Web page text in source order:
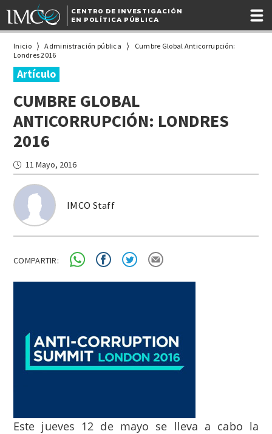
CENTRO DE INVESTIGACIÓN
EN POLÍTICA PÚBLICA
Inicio Administración pública
Cumbre Global Anticorrupción:
Londres 2016
Artículo
CUMBRE GLOBAL
ANTICORRUPCIÓN: LONDRES
2016
IMCO Staff
11 Mayo, 2016
COMPARTIR:
Este jueves 12 de mayo se lleva a cabo la